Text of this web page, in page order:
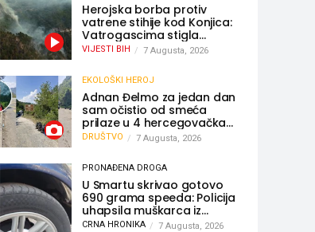
Herojska borba protiv
vatrene stihije kod Konjica:
Vatrogascima stigla
pomoć iz Sarajeva,
helikopteri i Air Tractori
udružili snage
VIJESTI BIH 7 Augusta, 2026
EKOLOŠKI HEROJ
Adnan Đelmo za jedan dan
sam očistio od smeća
prilaze u 4 hercegovačka
grada: “Danas nisam čistio
samo smeće, čistio sam
sliku o nama”
DRUŠTVO 7 Augusta, 2026
PRONAĐENA DROGA
U Smartu skrivao gotovo
690 grama speeda: Policija
uhapsila muškarca iz
Hercegovine
CRNA HRONIKA 7 Augusta, 2026